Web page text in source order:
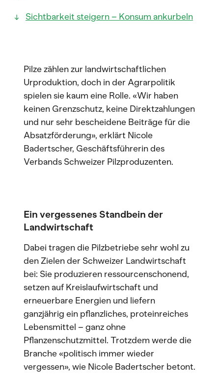
Sichtbarkeit steigern – Konsum ankurbeln
Pilze zählen zur landwirtschaftlichen
Urproduktion, doch in der Agrarpolitik
spielen sie kaum eine Rolle. «Wir haben
keinen Grenzschutz, keine Direktzahlungen
und nur sehr bescheidene Beiträge für die
Absatzförderung», erklärt Nicole
Badertscher, Geschäftsführerin des
Verbands Schweizer Pilzproduzenten.
Ein vergessenes Standbein der
Landwirtschaft
Dabei tragen die Pilzbetriebe sehr wohl zu
den Zielen der Schweizer Landwirtschaft
bei: Sie produzieren ressourcenschonend,
setzen auf Kreislaufwirtschaft und
erneuerbare Energien und liefern
ganzjährig ein pflanzliches, proteinreiches
Lebensmittel – ganz ohne
Pflanzenschutzmittel. Trotzdem werde die
Branche «politisch immer wieder
vergessen», wie Nicole Badertscher betont.